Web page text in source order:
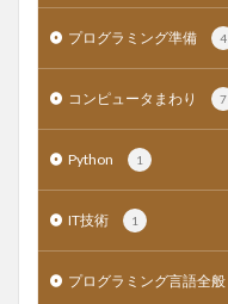
プログラミング準備 4
コンピュータまわり 7
Python 1
IT技術 1
プログラミング言語全般